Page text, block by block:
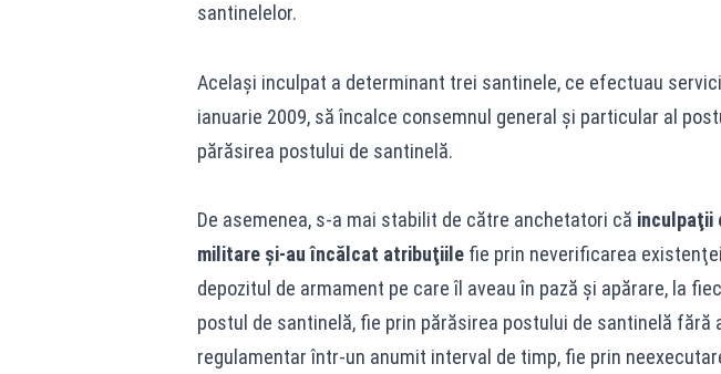
santinelelor.
Acelaşi inculpat a determinant trei santinele, ce efectuau
ianuarie 2009, să încalce consemnul general şi particular al
părăsirea postului de santinelă.
De asemenea, s-a mai stabilit de către anchetatori că inculpaţii
militare şi-au încălcat atribuţiilefie prin neverificarea
depozitul de armament pe care îl aveau în pază şi apărare, la
postul de santinelă, fie prin părăsirea postului de santinelă fără
regulamentar într-un anumit interval de timp, fie prin